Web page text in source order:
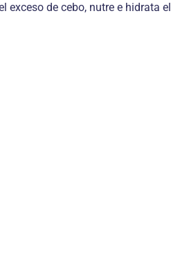
exceso de cebo, nutre e